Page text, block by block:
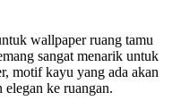
wallpaper ruang tamu
sangat menarik untuk
motif kayu yang ada akan
elegan ke ruangan.